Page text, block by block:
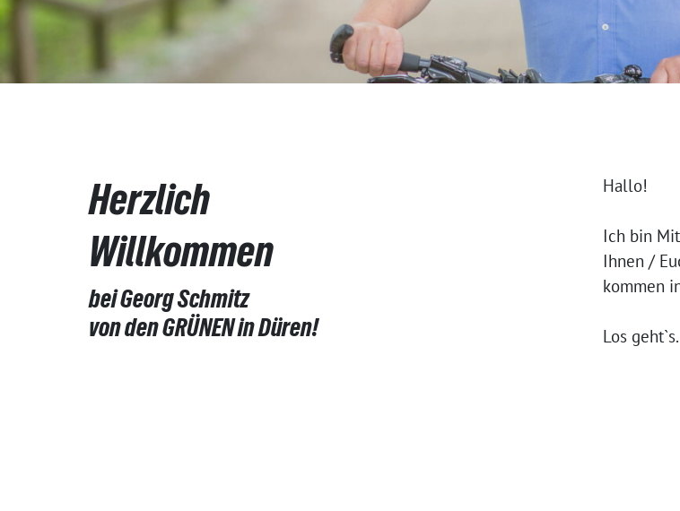
Herzlich
Willkommen
bei Georg Schmitz
von den GRÜNEN in Düren!
Hallo!
Ich bin
Ihnen /
kommen
Los geht`s.